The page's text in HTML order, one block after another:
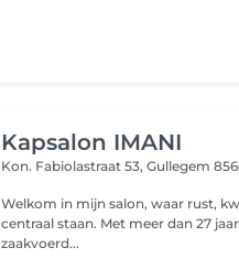
Kapsalon IMANI
Kon. Fabiolastraat 53,Gullegem
Welkom in mijn salon, waar rust,
centraal staan. Met meer dan 27 jaar ervaring als kapper en 18 jaar als
zaakvoerd...